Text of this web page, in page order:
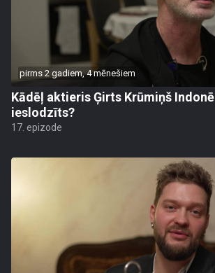
pirms 2 gadiem, 4 mēnešiem
Kādēļ aktieris Ģirts Krūmiņš
ieslodzīts?
17. epizode